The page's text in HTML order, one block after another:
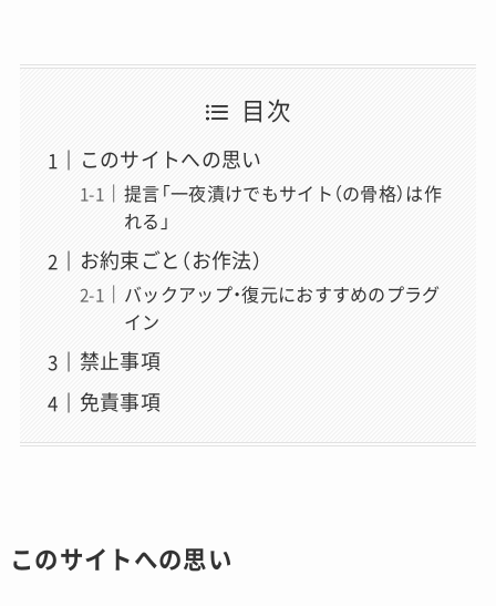
目次
このサイトへの思い
提言「一夜漬けでもサイト（の骨格）は作
れる」
お約束ごと（お作法）
バックアップ・復元におすすめのプラグ
イン
禁止事項
免責事項
このサイトへの思い